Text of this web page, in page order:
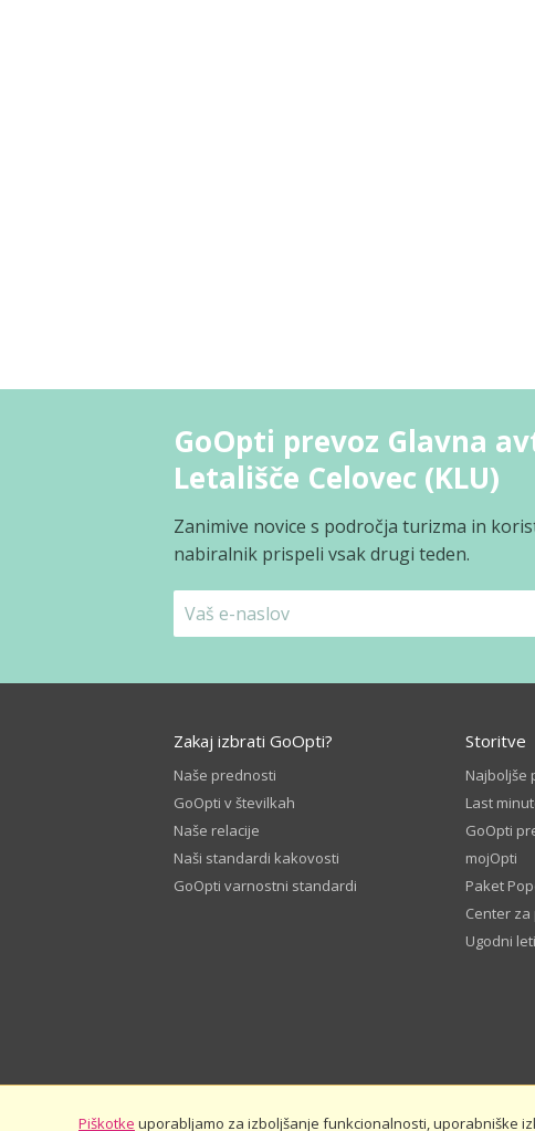
Piškotke uporabljamo za izboljšanje funkcionalnosti, uporabniške
GoOpti prevoz Glavna
Letališče Celovec (KLU)
Zanimive novice s področja turizma in
nabiralnik prispeli vsak drugi teden.
Zakaj izbrati GoOpti?
Naše prednosti
GoOpti v številkah
Naše relacije
Naši standardi kakovosti
GoOpti varnostni standardi
Storitve
Najboljše
Last
GoOpti
mojOpti
Paket
Center za
Ugodni leti